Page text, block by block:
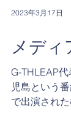
2023年3月17日
メディ
G-THLEAP代
児島という
で出演された